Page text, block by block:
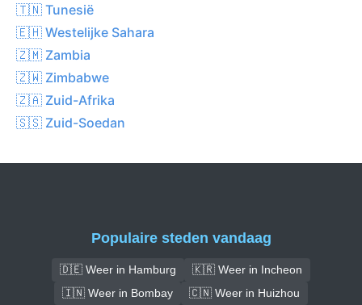
🇹🇳 Tunesië
🇪🇭 Westelijke Sahara
🇿🇲 Zambia
🇿🇼 Zimbabwe
🇿🇦 Zuid-Afrika
🇸🇸 Zuid-Soedan
Populaire steden vandaag
🇩🇪 Weer in Hamburg
🇰🇷 Weer in Incheon
🇮🇳 Weer in Bombay
🇨🇳 Weer in Huizhou